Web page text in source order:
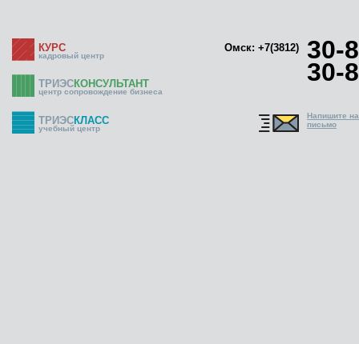
КУРС
кадровый центр
Омск: +7(3812) 30-
30-
ТРИЭСКОНСУЛЬТАНТ
центр сопровождение бизнеса
ТРИЭСКЛАСС
учебный центр
Напишите
письмо